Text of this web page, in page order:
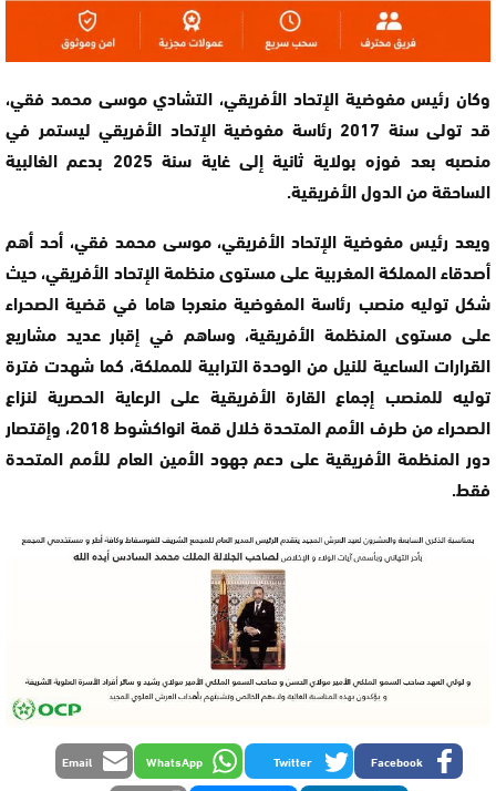
وكان رئيس مفوضية الإتحاد الأفريقي، التشادي موسى محمد فقي،
قد تولى سنة 2017 رئاسة مفوضية الإتحاد الأفريقي ليستمر في
منصبه بعد فوزه بولاية ثانية إلى غاية سنة 2025 بدعم الغالبية
الساحقة من الدول الأفريقية.
ويعد رئيس مفوضية الإتحاد الأفريقي، موسى محمد فقي، أحد أهم
أصدقاء المملكة المغربية على مستوى منظمة الإتحاد الأفريقي، حيث
شكل توليه منصب رئاسة المفوضية منعرجا هاما في قضية الصحراء
على مستوى المنظمة الأفريقية، وساهم في إقبار عديد مشاريع
القرارات الساعية للنيل من الوحدة الترابية للمملكة، كما شهدت فترة
توليه للمنصب إجماع القارة الأفريقية على الرعاية الحصرية لنزاع
الصحراء من طرف الأمم المتحدة خلال قمة انواكشوط 2018، وإقتصار
دور المنظمة الأفريقية على دعم جهود الأمين العام للأمم المتحدة
فقط.
Facebook
Twitter
WhatsApp
Email